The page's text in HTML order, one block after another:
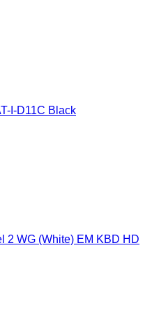
I-D11C Black
2 WG (White) EM KBD HD